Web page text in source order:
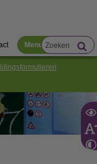
Menu